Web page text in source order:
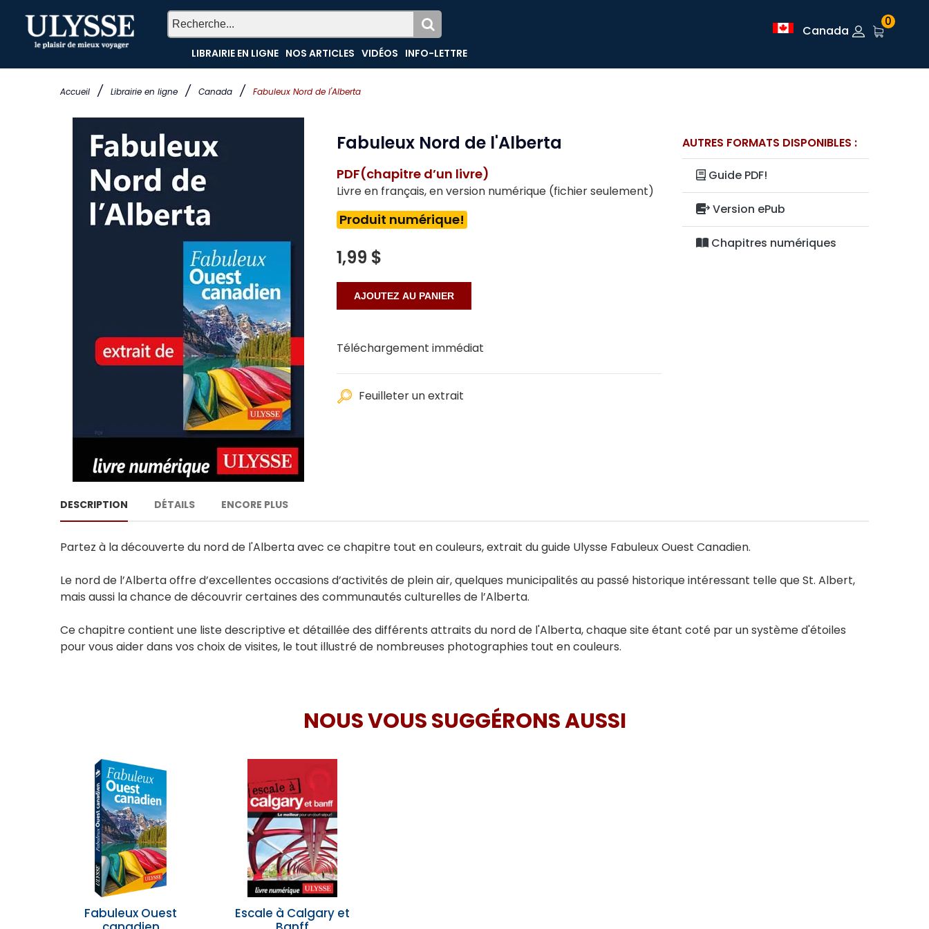
Accueil / Librairie en ligne / Canada / Fabuleux Nord de l'Alberta
LIBRAIRIE EN LIGNE NOS ARTICLES VIDÉOS INFO-LETTRE
Canada
0
Fabuleux Nord de l'Alberta
PDF(chapitre d’un livre)
Livre en français, en version numérique (fichier seulement)
Produit numérique!
1,99 $
Téléchargement immédiat
Feuilleter un extrait
AUTRES FORMATS DISPONIBLES :
Guide PDF!
Version ePub
Chapitres numériques
DESCRIPTION DÉTAILS ENCORE PLUS
Partez à la découverte du nord de l'Alberta avec ce chapitre tout en couleurs, extrait du guide Ulysse Fabuleux Ouest Canadien.
Le nord de l’Alberta offre d’excellentes occasions d’activités de plein air, quelques municipalités au passé historique intéressant telle que St. Albert,
mais aussi la chance de découvrir certaines des communautés culturelles de l’Alberta.
Ce chapitre contient une liste descriptive et détaillée des différents attraits du nord de l'Alberta, chaque site étant coté par un système d'étoiles
pour vous aider dans vos choix de visites, le tout illustré de nombreuses photographies tout en couleurs.
NOUS VOUS SUGGÉRONS AUSSI
Fabuleux Ouest
Escale à Calgary et